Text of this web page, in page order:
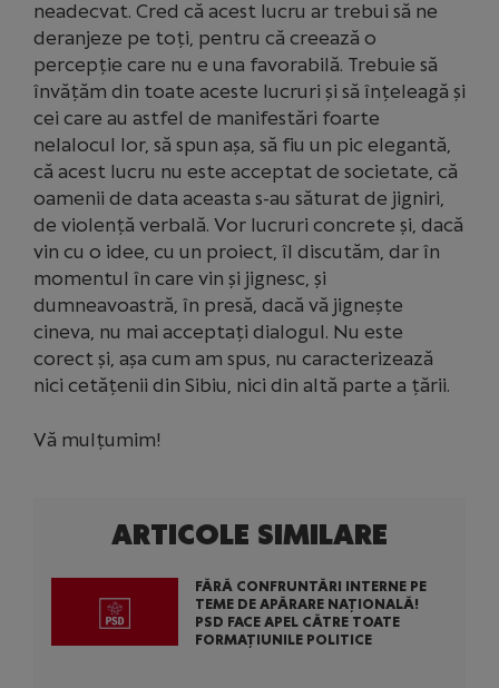
neadecvat. Cred că acest lucru ar trebui să ne
deranjeze pe toți, pentru că creează o
percepție care nu e una favorabilă. Trebuie să
învățăm din toate aceste lucruri și să înțeleagă și
cei care au astfel de manifestări foarte
nelalocul lor, să spun așa, să fiu un pic elegantă,
că acest lucru nu este acceptat de societate, că
oamenii de data aceasta s-au săturat de jigniri,
de violență verbală. Vor lucruri concrete și, dacă
vin cu o idee, cu un proiect, îl discutăm, dar în
momentul în care vin și jignesc, și
dumneavoastră, în presă, dacă vă jignește
cineva, nu mai acceptați dialogul. Nu este
corect și, așa cum am spus, nu caracterizează
nici cetățenii din Sibiu, nici din altă parte a țării.
Vă mulțumim!
ARTICOLE SIMILARE
FĂRĂ CONFRUNTĂRI INTERNE PE
TEME DE APĂRARE NAȚIONALĂ!
PSD FACE APEL CĂTRE TOATE
FORMAȚIUNILE POLITICE